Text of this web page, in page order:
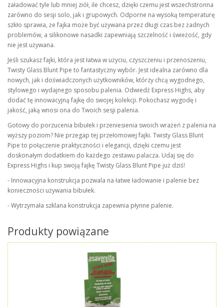
załadować tyle lub mniej ziół, ile chcesz, dzięki czemu jest wszechstronna
zarówno do sesji solo, jak i grupowych. Odporne na wysoką temperaturę
szkło sprawia, że fajka może być używana przez długi czas bez żadnych
problemów, a silikonowe nasadki zapewniają szczelność i świeżość, gdy
nie jest używana.
Jeśli szukasz fajki, która jest łatwa w użyciu, czyszczeniu i przenoszeniu,
Twisty Glass Blunt Pipe to fantastyczny wybór. Jest idealna zarówno dla
nowych, jak i doświadczonych użytkowników, którzy chcą wygodnego,
stylowego i wydajnego sposobu palenia. Odwiedź Express Highs, aby
dodać tę innowacyjną fajkę do swojej kolekcji. Pokochasz wygodę i
jakość, jaką wnosi ona do Twoich sesji palenia.
Gotowy do porzucenia bibułek i przeniesienia swoich wrażeń z palenia na
wyższy poziom? Nie przegap tej przełomowej fajki. Twisty Glass Blunt
Pipe to połączenie praktyczności i elegancji, dzięki czemu jest
doskonałym dodatkiem do każdego zestawu palacza. Udaj się do
Express Highs i kup swoją fajkę Twisty Glass Blunt Pipe już dziś!
- Innowacyjna konstrukcja pozwala na łatwe ładowanie i palenie bez
konieczności używania bibułek.
- Wytrzymała szklana konstrukcja zapewnia płynne palenie.
Produkty powiązane